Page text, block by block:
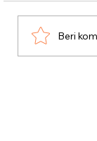
Aksi
Beri